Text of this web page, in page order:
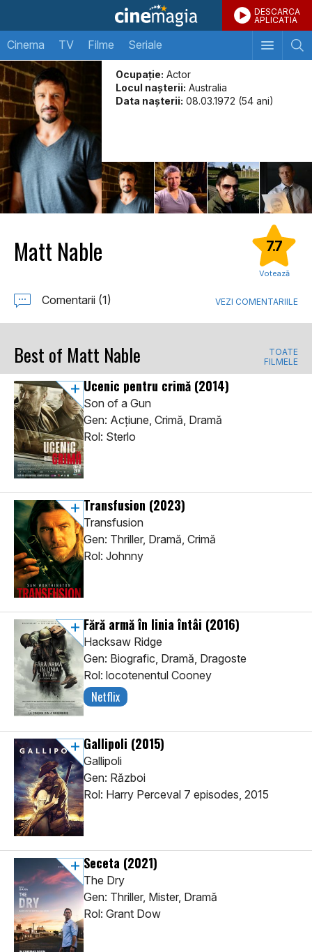
DESCARCA
APLICATIA
Cinema TV Filme Seriale
Ocupație: Actor
Locul naşterii: Australia
Data naşterii: 08.03.1972 (54 ani)
Matt Nable 7.7
Votează
Comentarii (1) VEZI COMENTARIILE
Best of Matt Nable
TOATE
FILMELE
Ucenic pentru crimă (2014)
Son of a Gun
Gen: Acţiune, Crimă, Dramă
Rol: Sterlo
Transfusion (2023)
Transfusion
Gen: Thriller, Dramă, Crimă
Rol: Johnny
Fără armă în linia întâi (2016)
Hacksaw Ridge
Gen: Biografic, Dramă, Dragoste
Rol: locotenentul Cooney
Netflix
Gallipoli (2015)
Gallipoli
Gen: Război
Rol: Harry Perceval 7 episodes, 2015
Seceta (2021)
The Dry
Gen: Thriller, Mister, Dramă
Rol: Grant Dow